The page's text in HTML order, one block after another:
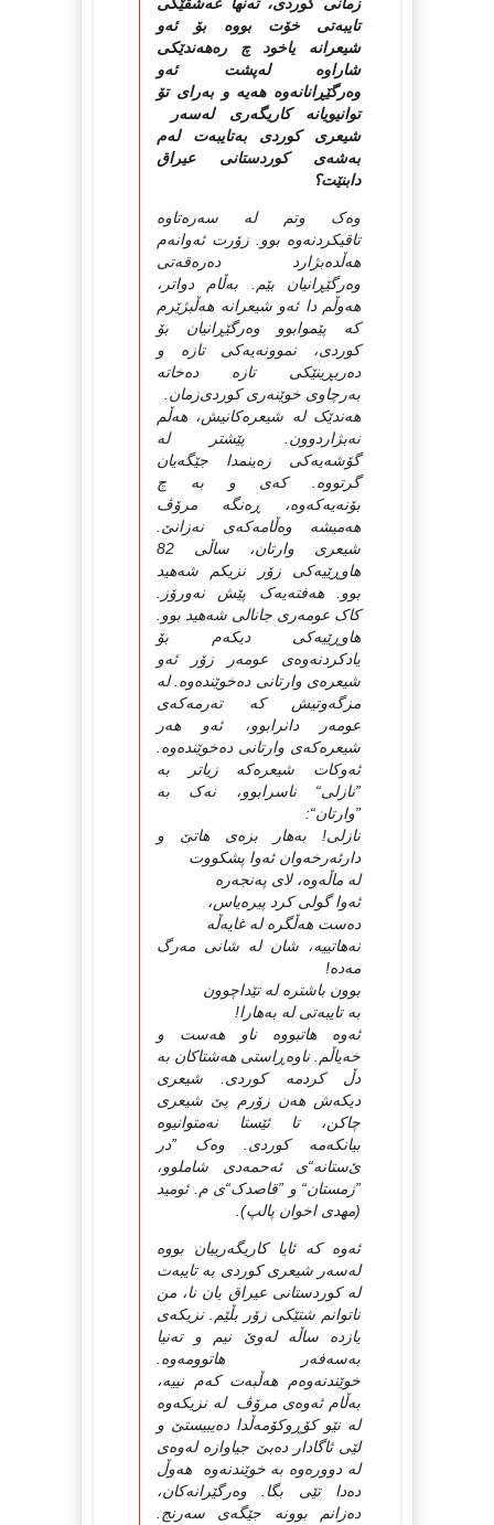
تایبەتی خۆت بووە بۆ ئەو
شیعرانە یاخود چ رەهەندێکی
شاراوە لەپشت ئەو
وەرگێڕانانەوە هەیە و بەرای تۆ
توانیویانە کاریگەری لەسەر
شیعری کوردی بەتایبەت لەم
بەشەی کوردستانی عیراق
دابنێت؟
وه‌ک وتم له‌ سه‌ره‌تاوه‌
تاقیکردنه‌وه‌ بوو. زۆرت ئه‌وانه‌م
هه‌ڵده‌بژارد ده‌ره‌قه‌تی
وه‌رگێڕانیان بێم. به‌ڵام دواتر،
هه‌وڵم دا ئه‌و شیعرانه‌ هه‌ڵبژێرم
که‌ پێموابوو وه‌رگێڕانیان بۆ
کوردی، نموونه‌یه‌کی تازه‌ و
ده‌ربڕینێکی تازه‌ ده‌خاته‌
به‌رچاوی خوێنه‌ری کوردی‌زمان.
هه‌ندێک له‌ شیعره‌کانیش، هه‌ڵم
نه‌بژاردوون. پێشتر له‌
گۆشه‌یه‌کی زه‌ینمدا جێگه‌یان
گرتووه‌. که‌ی و به‌ چ
بۆنه‌یه‌که‌وه‌، ڕه‌نگه‌ مرۆڤ
هه‌میشه‌ وه‌ڵامه‌که‌ی نه‌زانێ.
شیعری وارتان، ساڵی 82
هاوڕێیه‌کی زۆر نزیکم شه‌هید
بوو. هه‌فته‌یه‌ک پێش نه‌ورۆز.
کاک عومه‌ری جانالی شه‌هید بوو.
هاوڕێیه‌کی دیکه‌م بۆ
یادکردنه‌وه‌ی عومه‌ر زۆر ئه‌و
شیعره‌ی وارتانی ده‌خوێنده‌وه‌. له‌
مزگه‌وتیش که‌ ته‌رمه‌که‌ی
عومه‌ر دانرابوو، ئه‌و هه‌ر
شیعره‌که‌ی وارتانی ده‌خوێنده‌وه‌.
ئه‌وکات شیعره‌که‌ زیاتر به‌
”نازلی“ ناسرابوو، نه‌ک به‌
”وارتان“:
نازلی! به‌هار بزه‌ی هاتێ و
دارئه‌رخه‌وان ئه‌وا پشکووت
له‌ ماڵه‌وه‌، لای په‌نجه‌ره‌
ئه‌وا گولی کرد پیره‌یاس،
ده‌ست هه‌ڵگره‌ له‌ غایه‌ڵه‌
نه‌هاتییه‌، شان له‌ شانی مه‌رگ
مه‌ده‌!
بوون باشتره‌ له‌ تێداچوون
به‌ تایبه‌تی له‌ به‌هارا!
ئه‌وه‌ هاتبووه‌ ناو هه‌ست و
خه‌یاڵم. ناوه‌ڕاستی هه‌شتاکان به‌
دڵ کردمه‌ کوردی. شیعری
دیکه‌ش هه‌ن زۆرم پێ شیعری
چاکن، تا ئێستا نه‌متوانیوه‌
بیانکه‌مه‌ کوردی. وه‌ک ”در
ێ‌ستانه‌“ی ئه‌حمه‌دی شاملوو،
”زمستان“ و ”قاصدک“ی م. ئومید
(مهدی اخوان پالپ).
ئه‌وه‌ که‌ ئایا کاریگه‌رییان بووه‌
له‌سه‌ر شیعری کوردی به‌ تایبه‌ت
له‌ کوردستانی عیراق یان نا، من
ناتوانم شتێکی زۆر بڵێم. نزیکه‌ی
یازده‌ ‌ساڵه له‌وێ نیم و ته‌نیا
به‌سه‌فه‌ر هاتوومه‌وه‌.
خوێندنه‌وه‌م هه‌ڵبه‌ت که‌م نییه‌،
به‌ڵام ئه‌وه‌ی مرۆڤ له‌ نزیکه‌وه‌
له‌ نێو کۆڕوکۆمه‌ڵدا ده‌یبیستێ و
لێی ئاگادار ده‌بێ جیاوازه‌ له‌وه‌ی
له‌ دووره‌وه‌ به‌ خوێندنه‌وه‌ ‌ هه‌وڵ
ده‌دا تێی بگا. وه‌رگێرانه‌کان،
ده‌زانم بوونه‌ جێگه‌ی سه‌رنج.